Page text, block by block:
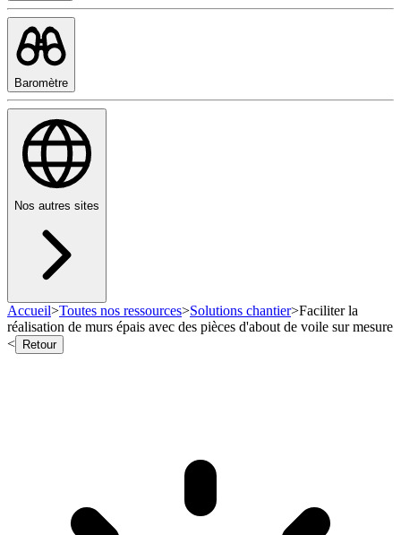
Baromètre
Nos autres sites
Accueil>Toutes nos ressources>Solutions chantier>Faciliter la
réalisation de murs épais avec des pièces d'about de voile sur mesure
<
Retour